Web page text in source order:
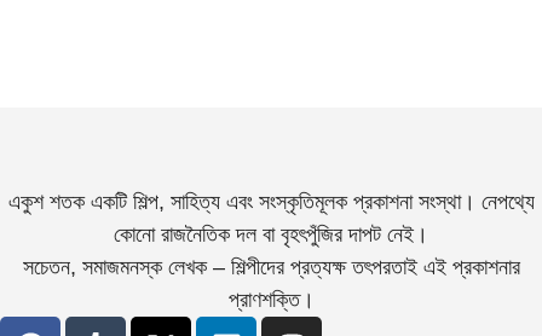
একুশ শতক একটি শিল্প, সাহিত্য এবং সংস্কৃতিমূলক প্রকাশনা সংস্থা। নেপথ্যে
কোনো রাজনৈতিক দল বা বৃহৎপুঁজির দাপট নেই।
সচেতন, সমাজমনস্ক লেখক – শিল্পীদের প্রত্যক্ষ তৎপরতাই এই প্রকাশনার
প্রাণশক্তি।